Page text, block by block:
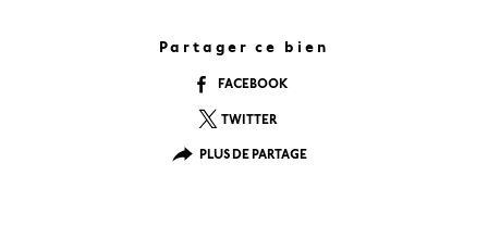
Partager ce bien
FACEBOOK
TWITTER
PLUS DE PARTAGE